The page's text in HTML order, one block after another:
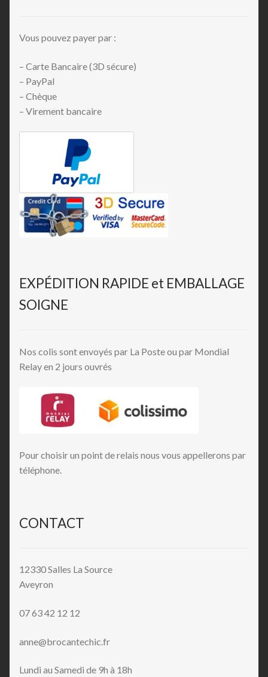
Vous pouvez payer par :
– Carte Bancaire (3D sécure)
– PayPal
– Chèque
– Virement bancaire
EXPÉDITION RAPIDE et EMBALLAGE
SOIGNE
Nos colis sont envoyés par La Poste ou par Mondial
Relay en 2 jours ouvrés
Pour choisir un point de relais nous vous appellerons par
téléphone.
CONTACT
12330 Salles La Source
Aveyron
07 63 42 12 12
anne@brocantechic.fr
Lundi au Samedi de 9h à 18h